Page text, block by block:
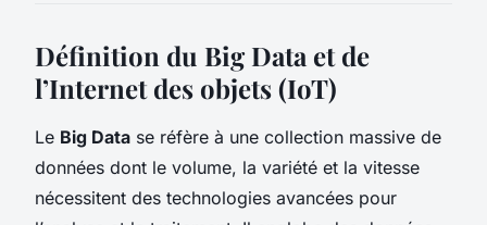
Définition du Big Data et de
l’Internet des objets (IoT)
Le Big Data se réfère à une collection massive de
données dont le volume, la variété et la vitesse
nécessitent des technologies avancées pour